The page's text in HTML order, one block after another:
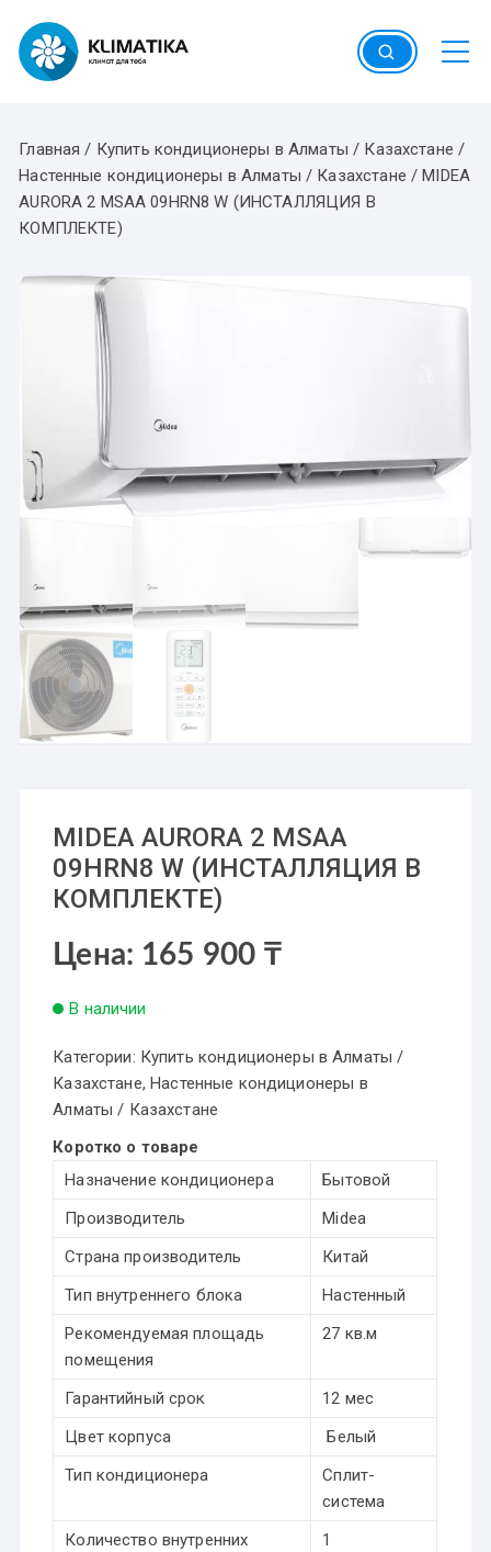
содержимому
Главная / Купить кондиционеры в Алматы / Казахстане /
Настенные кондиционеры в Алматы / Казахстане /MIDEA
AURORA 2 MSAA 09HRN8 W (ИНСТАЛЛЯЦИЯ В
КОМПЛЕКТЕ)
MIDEA AURORA 2 MSAA
09HRN8 W (ИНСТАЛЛЯЦИЯ В
КОМПЛЕКТЕ)
Цена: 165 900 ₸
В наличии
Категории: Купить кондиционеры в Алматы /
Казахстане,Настенные кондиционеры в
Алматы / Казахстане
Коротко о товаре
Назначение кондиционера
Бытовой
Производитель
Midea
Страна производитель
Китай
Тип внутреннего блока
Настенный
Рекомендуемая площадь
помещения
27 кв.м
Гарантийный срок
12 мес
Цвет корпуса
Белый
Тип кондиционера
Сплит-
система
Количество внутренних
1